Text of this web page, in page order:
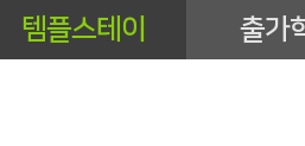
템플스테이 출가